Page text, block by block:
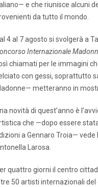
e che riunisce alcuni
da tutto il mondo.
4 al 7 agosto si svolgerà a
Internazionale
chiamati per le immagini
con gessi, soprattutto
metteranno in
novità di quest’anno è
che —dopo essere
a Gennaro Troia— vede
Larosa.
quattro giorni il centro
50 artisti internazionali